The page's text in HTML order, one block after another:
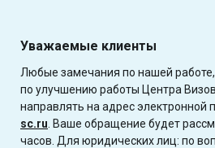
Уважаемые клиенты
Любые замечания по нашей
по улучшению работы Центра
направлять на адрес электронной
sc.ru . Ваше обращение будет
часов. Для юридических лиц: по